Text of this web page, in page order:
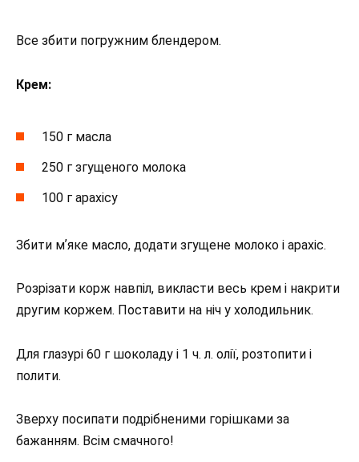
Все збити погружним блендером.
Крем:
150 г масла
250 г згущеного молока
100 г арахісу
Збити мʼяке масло, додати згущене молоко і арахіс.
Розрізати корж навпіл, викласти весь крем і накрити
другим коржем. Поставити на ніч у холодильник.
Для глазурі 60 г шоколаду і 1 ч. л. олії, розтопити і
полити.
Зверху посипати подрібненими горішками за
бажанням. Всім смачного!